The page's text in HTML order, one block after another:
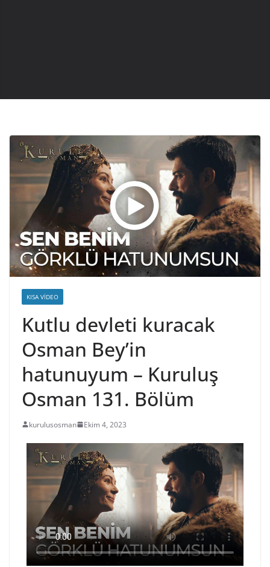
KISA VIDEO
Kutlu devleti kuracak
Osman Bey’in
hatunuyum – Kuruluş
Osman 131. Bölüm
kurulusosman Ekim 4, 2023